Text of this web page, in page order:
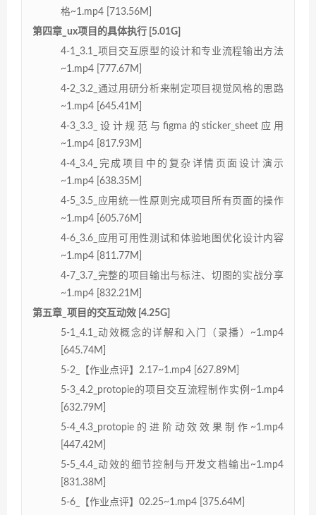
格~1.mp4 [713.56M]
第四章_ux项目的具体执行 [5.01G]
4-1_3.1_项目交互原型的设计和专业流程输出方法
~1.mp4 [777.67M]
4-2_3.2_通过用研分析来制定项目视觉风格的思路
~1.mp4 [645.41M]
4-3_3.3_设计规范与figma的sticker_sheet应用
~1.mp4 [817.93M]
4-4_3.4_完成项目中的复杂详情页面设计演示
~1.mp4 [638.35M]
4-5_3.5_应用统一性原则完成项目所有页面的操作
~1.mp4 [605.76M]
4-6_3.6_应用可用性测试和体验地图优化设计内容
~1.mp4 [811.77M]
4-7_3.7_完整的项目输出与标注、切图的实战分享
~1.mp4 [832.21M]
第五章_项目的交互动效 [4.25G]
5-1_4.1_动效概念的详解和入门（录播）~1.mp4
[645.74M]
5-2_【作业点评】2.17~1.mp4 [627.89M]
5-3_4.2_protopie的项目交互流程制作实例~1.mp4
[632.79M]
5-4_4.3_protopie的进阶动效效果制作~1.mp4
[447.42M]
5-5_4.4_动效的细节控制与开发文档输出~1.mp4
[831.38M]
5-6_【作业点评】02.25~1.mp4 [375.64M]